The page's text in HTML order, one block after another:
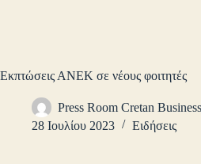
Εκπτώσεις ΑΝΕΚ σε νέους φοιτητές
Press Room Cretan Business
28 Ιουλίου 2023
Ειδήσεις